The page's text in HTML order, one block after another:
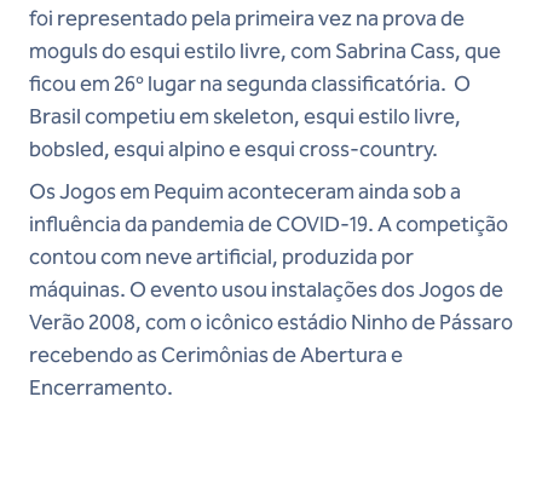
foi representado pela primeira vez na prova de
moguls do esqui estilo livre, com Sabrina Cass, que
ficou em 26º lugar na segunda classificatória. O
Brasil competiu em skeleton, esqui estilo livre,
bobsled, esqui alpino e esqui cross-country.
Os Jogos em Pequim aconteceram ainda sob a
influência da pandemia de COVID-19. A competição
contou com neve artificial, produzida por
máquinas. O evento usou instalações dos Jogos de
Verão 2008, com o icônico estádio Ninho de Pássaro
recebendo as Cerimônias de Abertura e
Encerramento.